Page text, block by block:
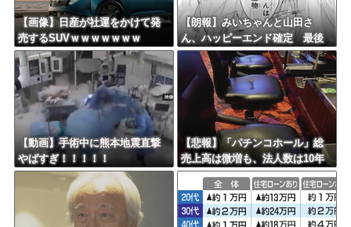
【画像】日産が社運をかけて発
売するSUVｗｗｗｗｗｗｗ
【朗報】みいちゃんと山田さ
ん、ハッピーエンド確定 最後
はママに埋葬される
【動画】手術中に熊本地震直撃
やばすぎ！！！！！
【悲報】「パチンコホール」総
売上高は微増も、法人数は10年
間で半減 黒字企業割合は5年ぶ
りに7割超え